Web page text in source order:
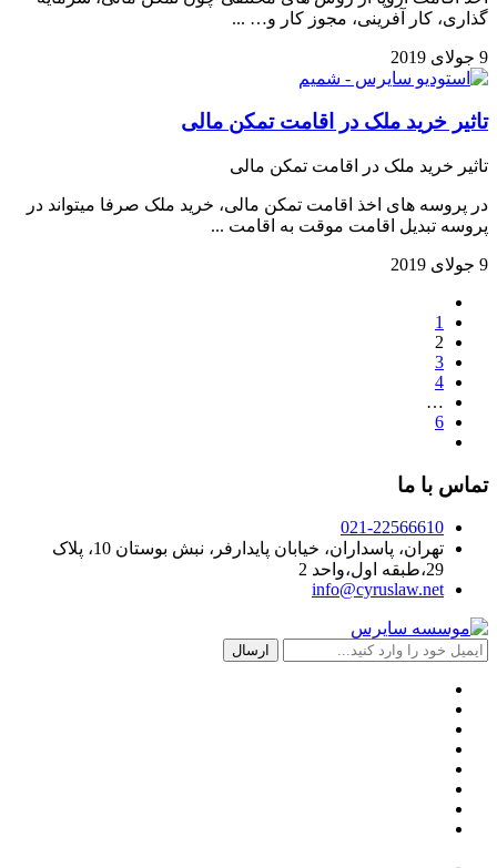
گذاری، کار آفرینی، مجوز کار و… ...
9 جولای 2019
تاثیر خرید ملک در اقامت تمکن مالی
تاثیر خرید ملک در اقامت تمکن مالی
در پروسه های اخذ اقامت تمکن مالی، خرید ملک صرفا میتواند در
پروسه تبدیل اقامت موقت به اقامت ...
9 جولای 2019
1
2
3
4
…
6
تماس با ما
021-22566610
تهران، پاسداران، خیابان پایدارفر، نبش بوستان 10، پلاک
29،طبقه اول،واحد 2
info@cyruslaw.net